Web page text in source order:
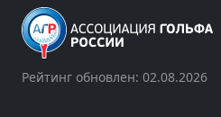
Рейтинг обновлен: 02.08.2026